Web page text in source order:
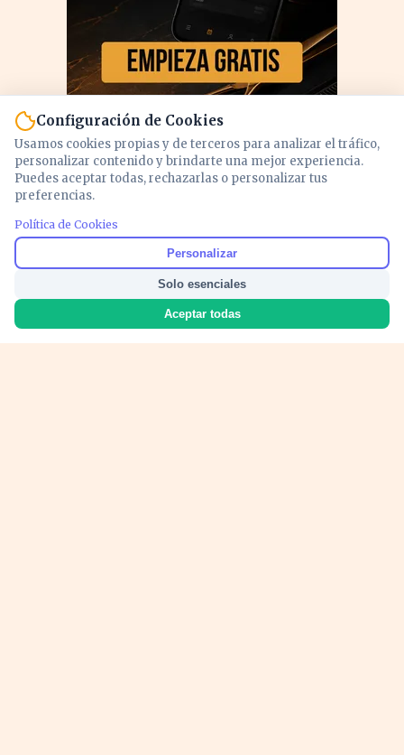
Configuración de Cookies
Usamos cookies propias y de terceros para analizar el tráfico,
personalizar contenido y brindarte una mejor experiencia.
Puedes aceptar todas, rechazarlas o personalizar tus
preferencias.
Política de Cookies
Personalizar
Solo esenciales
Aceptar todas